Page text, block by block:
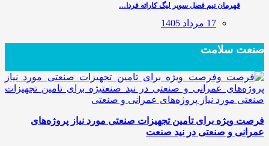
قهرمان نیم فصل سوپر لیگ کاراته فردا…
17 مرداد 1405
صنعت سلامت
فرصت ویژه برای تامین تجهیزات صنعتی مورد نیاز پروژه‌های
عمرانی و صنعتی در نید صنعت